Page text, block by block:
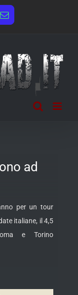
Email
ad
per un tour
italiane, il 4,5
e Torino